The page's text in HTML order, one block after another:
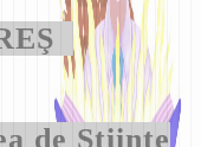
de Ştiinţe